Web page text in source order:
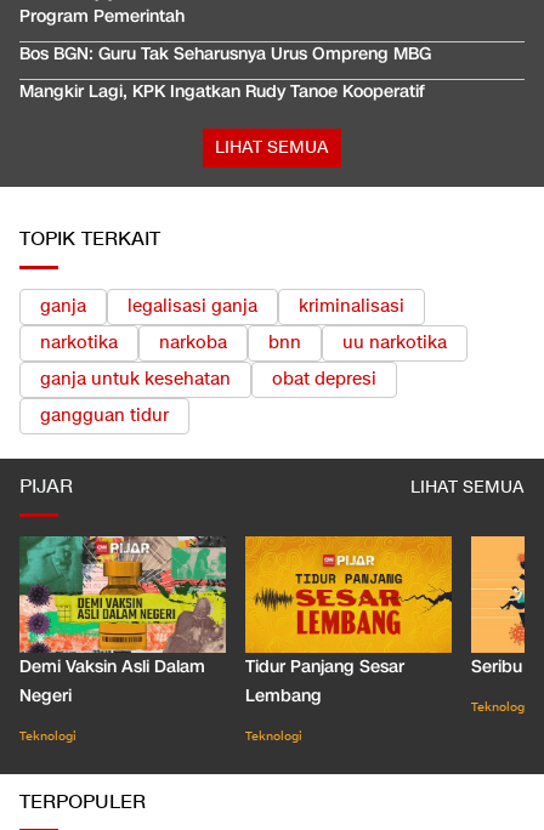
Program Pemerintah
Bos BGN: Guru Tak Seharusnya Urus Ompreng MBG
Mangkir Lagi, KPK Ingatkan Rudy Tanoe Kooperatif
LIHAT SEMUA
TOPIK TERKAIT
ganja legalisasi ganja
kriminalisasi
narkotika
narkoba bnn
uu narkotika
ganja untuk kesehatan
obat depresi
gangguan tidur
PIJAR LIHAT SEMUA
Demi Vaksin Asli Dalam
Negeri
Teknologi
Tidur Panjang Sesar
Lembang
Teknologi
Seribu
Teknologi
TERPOPULER